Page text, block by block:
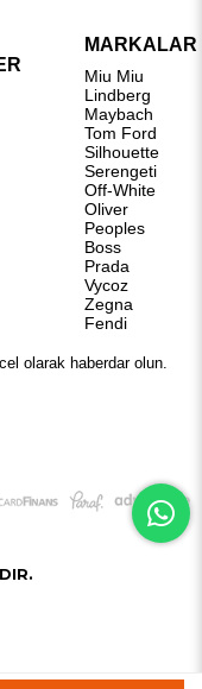
MARKALAR
Miu Miu
Lindberg
Maybach
Tom Ford
Silhouette
Serengeti
Off-White
Oliver
Peoples
Boss
Prada
Vycoz
Zegna
Fendi
olarak haberdar olun.